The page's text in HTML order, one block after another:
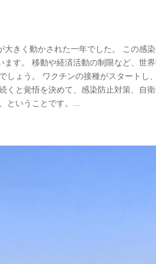
きく動かされた一年でした。 この感
す。 移動や経済活動の制限など、世
しょう。 ワクチンの接種がスタートし
くと覚悟を決めて、感染防止対策、自
ということです。...